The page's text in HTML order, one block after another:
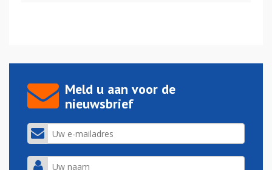
Meld u aan voor de
nieuwsbrief